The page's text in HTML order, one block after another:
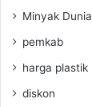
Minyak Dunia
pemkab
harga plastik
diskon